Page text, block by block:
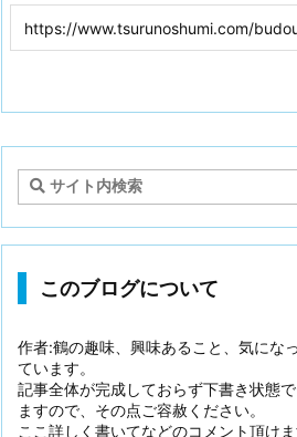
このブログについて
作者:鶴の趣味、興味あること、気にな
ています。
記事全体が完成しておらず下書き状態
ますので、その点ご容赦ください。
ここ詳しく書いてなどのコメント頂け